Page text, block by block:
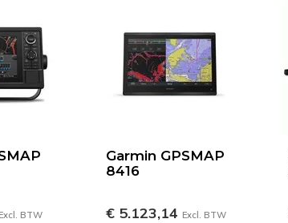
Excl. BTW
Garmin GPSMAP
8416
€ 5.123,14 Excl. BTW